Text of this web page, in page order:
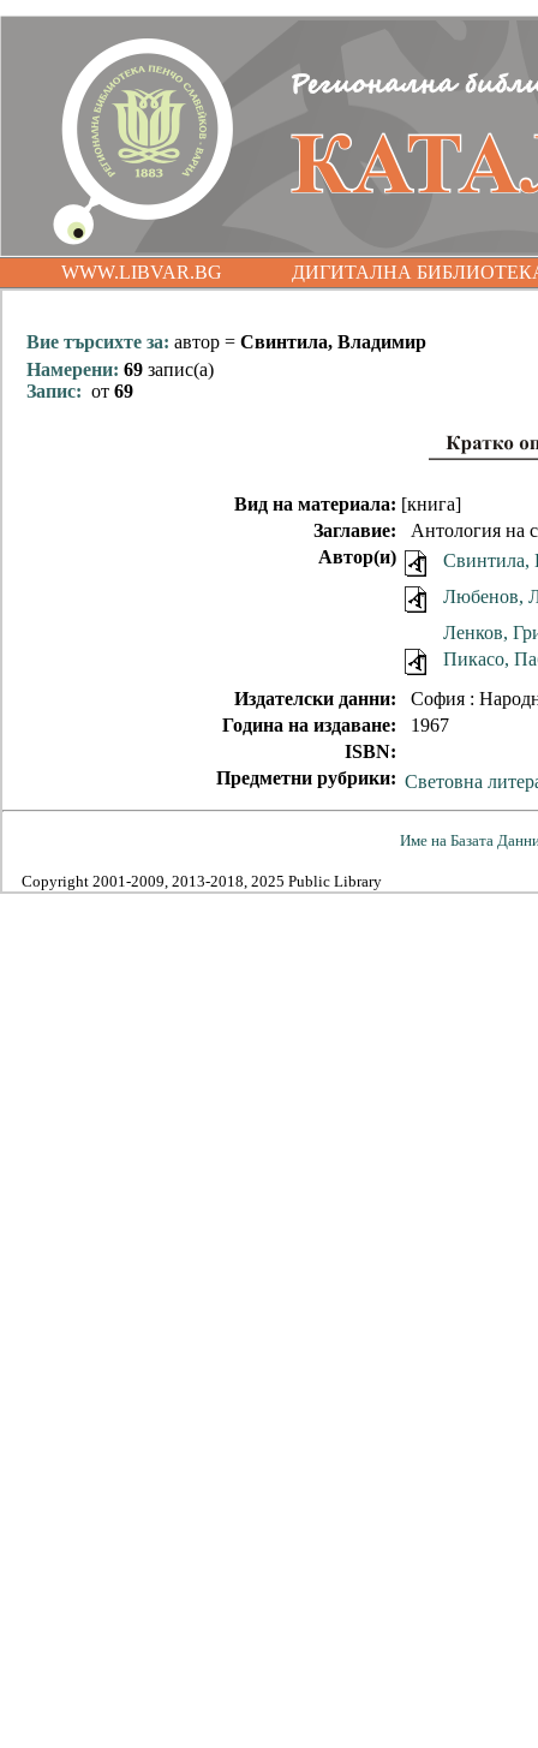
WWW.LIBVAR.BG ДИГИТАЛНА
Вие търсихте за: автор = Свинтила, Владимир
Намерени: 69 запис(а)
Запис: от 69
Вид на материала: [книга]
Заглавие:
Антология на
Автор(и)
Свинтила,
Любенов,
Ленков,
Пикасо,
Издателски данни:
София :
Година на издаване:
1967
ISBN:
Предметни рубрики: Световна
Име на Базата
Copyright 2001-2009, 2013-2018, 2025 Public Library